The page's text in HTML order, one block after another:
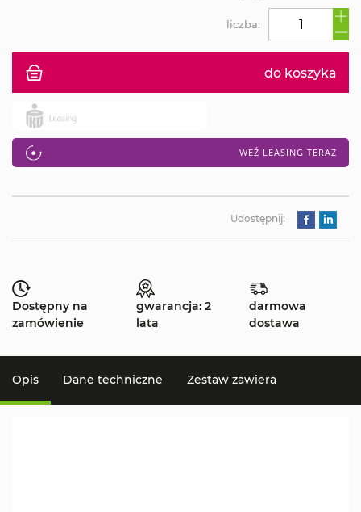
do koszyka
WEŹ LEASING TERAZ
liczba:
Udostępnij:
Dostępny na
zamówienie
gwarancja: 2
lata
darmowa
dostawa
Opis Dane techniczne Zestaw zawiera